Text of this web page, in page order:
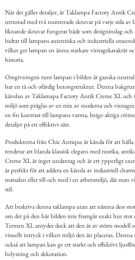
När det gäller detaljer, är Taklampa Factory Antik
utrustad med två numrerade skruvar på varje sida av
liknande skruvar fungerar både som designinslag
bidrar till lampans autentiska och industriella
vilket ger lampan en ännu starkare vintagekaraktär
historia.
Omgivningen runt lampan i bilden är ganska
har en rå och ofärdig betongstruktur. Denna
känslan av Taklamapa Factory Antik Creme XL och
miljö som präglas av en mix av moderna och
en fin kontrast till lampans varma, beige-aktiga
detaljer på ett effektivt sätt.
Produkterna från Chic Antique är kända för att hålla
tenderar att blanda klassisk elegans med rustika,
Creme XL är inget undantag och är ett ypperligt
är perfekt för att addera en känsla av industriell
matsalen eller till och med i en arbetsmiljö, där
stil.
Att beskriva denna taklampa utan att nämna dess
om det på den här bilden inte framgår exakt hur
Termen XL antyder dock att den är av större modell
visuellt intryck i vilken miljö den än placeras.
också att lampan kan ge ett starkt och effektivt
belysning och dekoration.